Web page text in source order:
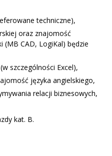
techniczne),
oraz znajomość
CAD, LogiKal) będzie
szczególności Excel),
języka angielskiego,
relacji biznesowych,
kat. B.